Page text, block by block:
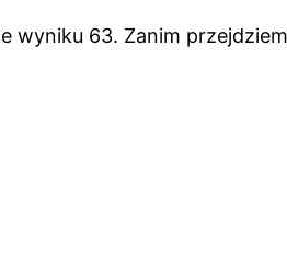
wyniku 63. Zanim